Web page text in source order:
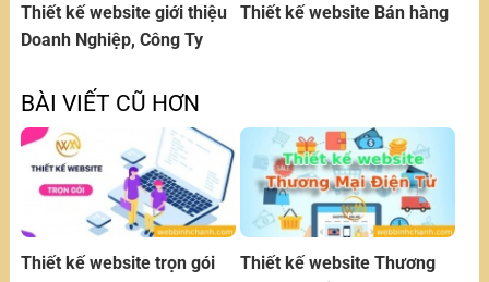
Thiết kế website giới thiệu
Doanh Nghiệp, Công Ty
Thiết kế website Bán hàng
BÀI VIẾT CŨ HƠN
Thiết kế website trọn gói
Thiết kế website Thương